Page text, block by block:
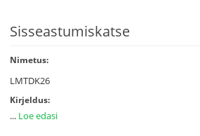
Sisseastumiskatse
Nimetus:
LMTDK26
Kirjeldus:
... Loe edasi